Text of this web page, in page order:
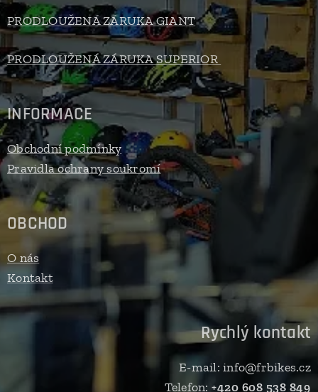
PRODLOUŽENÁ ZÁRUKA GIANT
PRODLOUŽENÁ ZÁRUKA SUPERIOR
INFORMACE
Obchodní podmínky
Pravidla ochrany soukromí
OBCHOD
O nás
Kontakt
Rychlý kontakt
E-mail: info@frbikes.cz
Telefon: +420 608 538 849